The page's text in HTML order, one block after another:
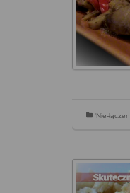
'Nie-